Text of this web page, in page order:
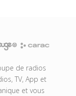
de radios
TV, App et
et vous